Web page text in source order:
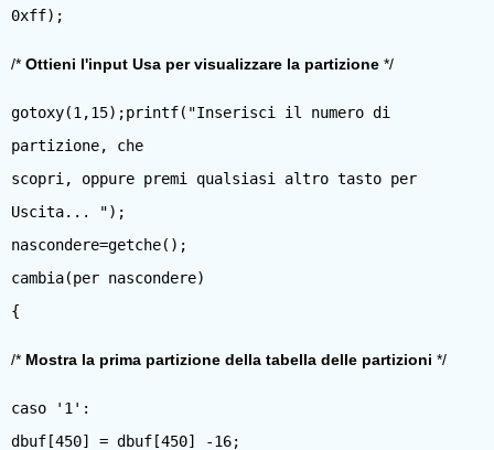
/* Ottieni l'input Usa per visualizzare la partizione */
gotoxy(1,15);printf("Inserisci il numero di
partizione, che
scopri, oppure premi qualsiasi altro tasto per
Uscita... ");
nascondere=getche();
cambia(per nascondere)
/* Mostra la prima partizione della tabella delle partizioni */
caso '1':
dbuf[450] = dbuf[450] -16;